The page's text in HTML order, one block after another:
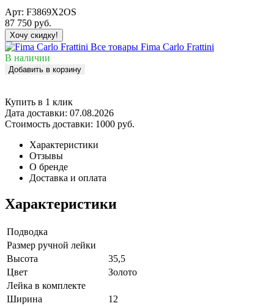
Арт: F3869X2OS
87 750 руб.
Хочу скидку!
Все товары Fima Carlo Frattini
В наличии
Добавить в корзину
Купить в 1 клик
Дата доставки: 07.08.2026
Стоимость доставки: 1000 руб.
Характеристики
Отзывы
О бренде
Доставка и оплата
Характеристики
Подводка
Размер ручной лейки
Высота
35,5
Цвет
Золото
Лейка в комплекте
Ширина
12